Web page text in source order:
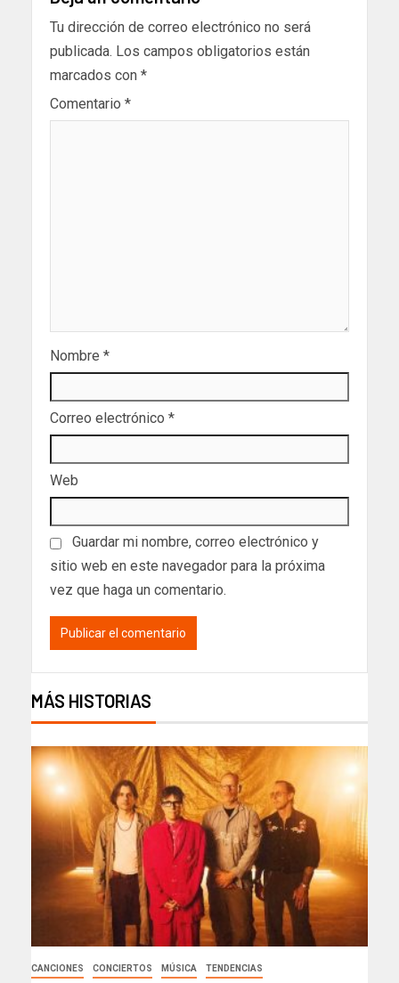
Tu dirección de correo electrónico no será
publicada. Los campos obligatorios están
marcados con *
Comentario *
Nombre *
Correo electrónico *
Web
Guardar mi nombre, correo electrónico y
sitio web en este navegador para la próxima
vez que haga un comentario.
MÁS HISTORIAS
CANCIONES CONCIERTOS MÚSICA TENDENCIAS